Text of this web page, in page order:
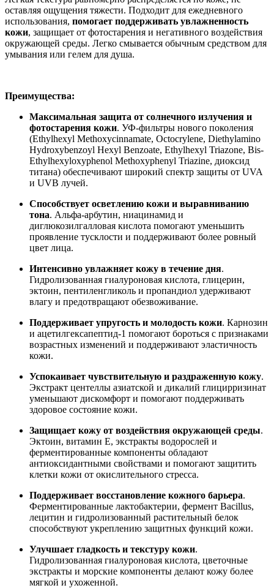
оставляя ощущения тяжести. Подходит для ежедневного
использования, помогает поддерживать увлажненность
кожи, защищает от фотостарения и негативного воздействия
окружающей среды. Легко смывается обычным средством для
умывания или гелем для душа.
Преимущества:
Максимальная защита от солнечного излучения и
фотостарения кожи. УФ-фильтры нового поколения
(Ethylhexyl Methoxycinnamate, Octocrylene, Diethylamino
Hydroxybenzoyl Hexyl Benzoate, Ethylhexyl Triazone, Bis-
Ethylhexyloxyphenol Methoxyphenyl Triazine, диоксид
титана) обеспечивают широкий спектр защиты от UVA
и UVB лучей.
Способствует осветлению кожи и выравниванию
тона. Альфа-арбутин, ниацинамид и
диглюкозилгалловая кислота помогают уменьшить
проявление тусклости и поддерживают более ровный
цвет лица.
Интенсивно увлажняет кожу в течение дня.
Гидролизованная гиалуроновая кислота, глицерин,
эктоин, пентиленгликоль и пропандиол удерживают
влагу и предотвращают обезвоживание.
Поддерживает упругость и молодость кожи. Карнозин
и ацетилгексапептид-1 помогают бороться с признаками
возрастных изменений и поддерживают эластичность
кожи.
Успокаивает чувствительную и раздраженную кожу.
Экстракт центеллы азиатской и дикалий глицирризинат
уменьшают дискомфорт и помогают поддерживать
здоровое состояние кожи.
Защищает кожу от воздействия окружающей среды.
Эктоин, витамин Е, экстракты водорослей и
ферментированные компоненты обладают
антиоксидантными свойствами и помогают защитить
клетки кожи от окислительного стресса.
Поддерживает восстановление кожного барьера.
Ферментированные лактобактерии, фермент Bacillus,
лецитин и гидролизованный растительный белок
способствуют укреплению защитных функций кожи.
Улучшает гладкость и текстуру кожи.
Гидролизованная гиалуроновая кислота, цветочные
экстракты и морские компоненты делают кожу более
мягкой и ухоженной.